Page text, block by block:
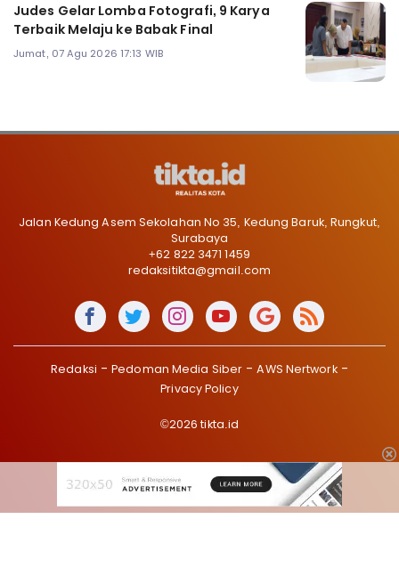
Judes Gelar Lomba Fotografi, 9 Karya
Terbaik Melaju ke Babak Final
Jumat, 07 Agu 2026 17:13 WIB
Jalan Kedung Asem Sekolahan No 35, Kedung Baruk, Rungkut,
Surabaya
+62 822 3471 1459
redaksitikta@gmail.com
Redaksi Pedoman Media Siber
AWS Nertwork
Privacy Policy
©2026 tikta.id